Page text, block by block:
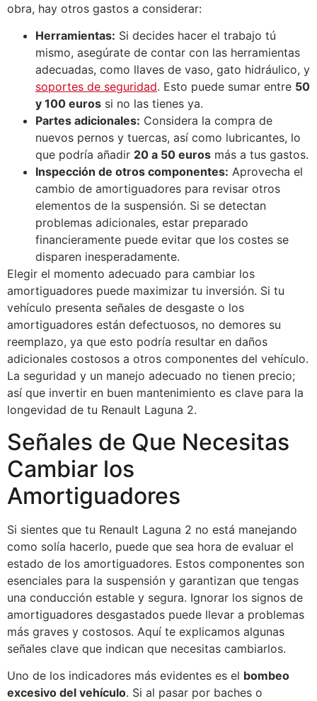
obra, hay otros gastos a considerar:
Herramientas: Si decides hacer el trabajo tú
mismo, asegúrate de contar con las herramientas
adecuadas, como llaves de vaso, gato hidráulico, y
soportes de seguridad. Esto puede sumar entre 50
y 100 euros si no las tienes ya.
Partes adicionales: Considera la compra de
nuevos pernos y tuercas, así como lubricantes, lo
que podría añadir 20 a 50 euros más a tus gastos.
Inspección de otros componentes: Aprovecha el
cambio de amortiguadores para revisar otros
elementos de la suspensión. Si se detectan
problemas adicionales, estar preparado
financieramente puede evitar que los costes se
disparen inesperadamente.
Elegir el momento adecuado para cambiar los
amortiguadores puede maximizar tu inversión. Si tu
vehículo presenta señales de desgaste o los
amortiguadores están defectuosos, no demores su
reemplazo, ya que esto podría resultar en daños
adicionales costosos a otros componentes del vehículo.
La seguridad y un manejo adecuado no tienen precio;
así que invertir en buen mantenimiento es clave para la
longevidad de tu Renault Laguna 2.
Señales de Que Necesitas
Cambiar los
Amortiguadores
Si sientes que tu Renault Laguna 2 no está manejando
como solía hacerlo, puede que sea hora de evaluar el
estado de los amortiguadores. Estos componentes son
esenciales para la suspensión y garantizan que tengas
una conducción estable y segura. Ignorar los signos de
amortiguadores desgastados puede llevar a problemas
más graves y costosos. Aquí te explicamos algunas
señales clave que indican que necesitas cambiarlos.
Uno de los indicadores más evidentes es el bombeo
excesivo del vehículo. Si al pasar por baches o